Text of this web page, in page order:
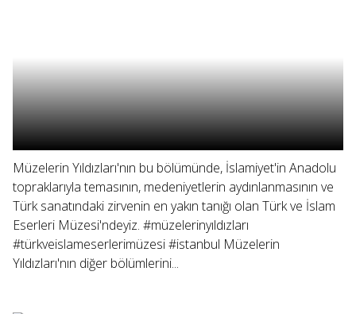
Müzelerin Yıldızları'nın bu bölümünde, İslamiyet'in Anadolu
topraklarıyla temasının, medeniyetlerin aydınlanmasının ve
Türk sanatındaki zirvenin en yakın tanığı olan Türk ve İslam
Eserleri Müzesi'ndeyiz. #müzelerinyıldızları
#türkveislameserlerimüzesi #istanbul Müzelerin
Yıldızları'nın diğer bölümlerini...